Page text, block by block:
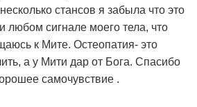
стансов я забыла что это
любом сигнале моего тела, что
к Мите. Остеопатия- это
а у Мити дар от Бога. Спасибо
самочувствие .